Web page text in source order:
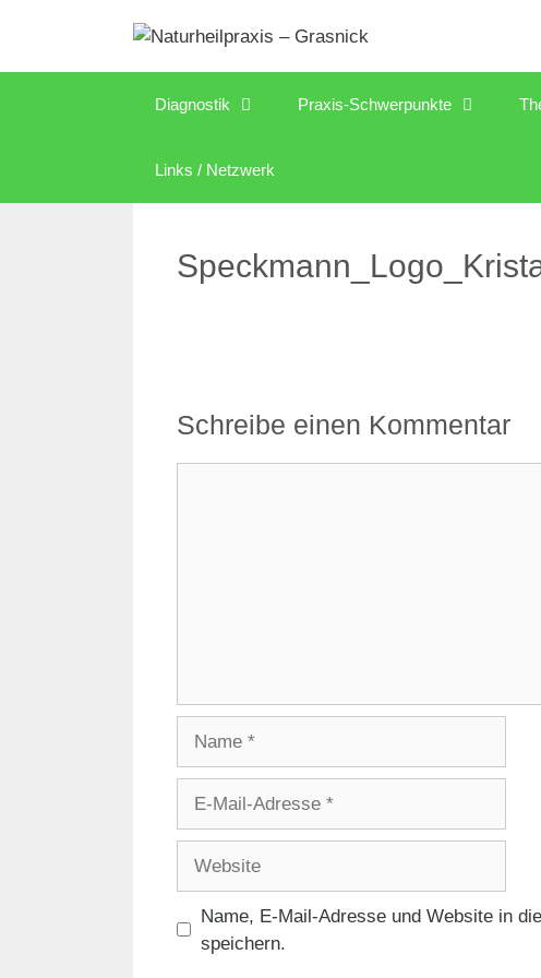
springen
Diagnostik Praxis-Schwerpunkte
Links / Netzwerk
Schreibe einen Kommentar
Adresse
Name, E-Mail-Adresse und Website in
speichern.